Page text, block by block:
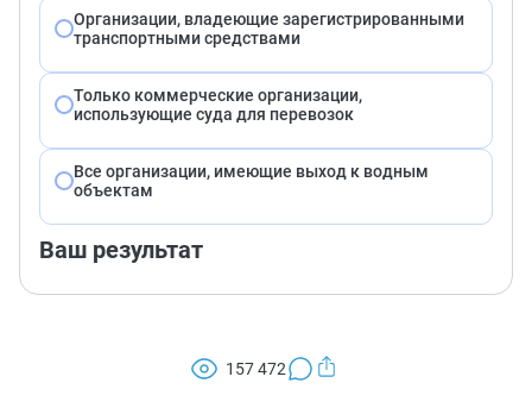
Организации, владеющие зарегистрированными
транспортными средствами
Только коммерческие организации,
использующие суда для перевозок
Все организации, имеющие выход к водным
объектам
Ваш результат
157 472